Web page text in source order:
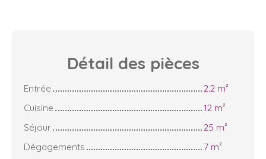
Détail des pièces
Entrée
2.2 m²
Cuisine
12 m²
Séjour
25 m²
Dégagements
7 m²